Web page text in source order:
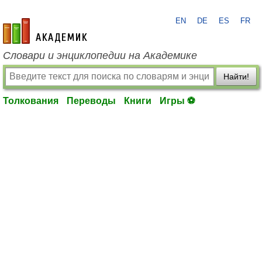
academic.ru
EN DE ES FR
Словари и энциклопедии на Академике
Найти!
Толкования Переводы Книги Игры ⚽